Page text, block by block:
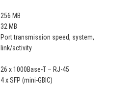
256 MB
32 MB
Port transmission speed, system,
link/activity
26 x 1000Base-T – RJ-45
4 x SFP (mini-GBIC)